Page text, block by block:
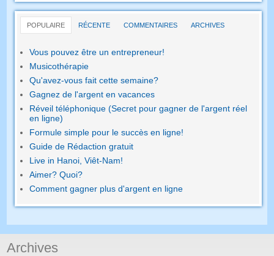
POPULAIRE RÉCENTE COMMENTAIRES ARCHIVES
Vous pouvez être un entrepreneur!
Musicothérapie
Qu'avez-vous fait cette semaine?
Gagnez de l'argent en vacances
Réveil téléphonique (Secret pour gagner de l'argent réel
en ligne)
Formule simple pour le succès en ligne!
Guide de Rédaction gratuit
Live in Hanoi, Viêt-Nam!
Aimer? Quoi?
Comment gagner plus d'argent en ligne
Archives